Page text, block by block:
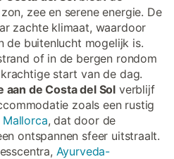
zee en serene energie. De
zachte klimaat, waardoor
de buitenlucht mogelijk is.
of in de bergen rondom
start van de dag.
aan de Costa del Sol verblijf
zoals een rustig
, dat door de
ontspannen sfeer uitstraalt.
Ayurveda-